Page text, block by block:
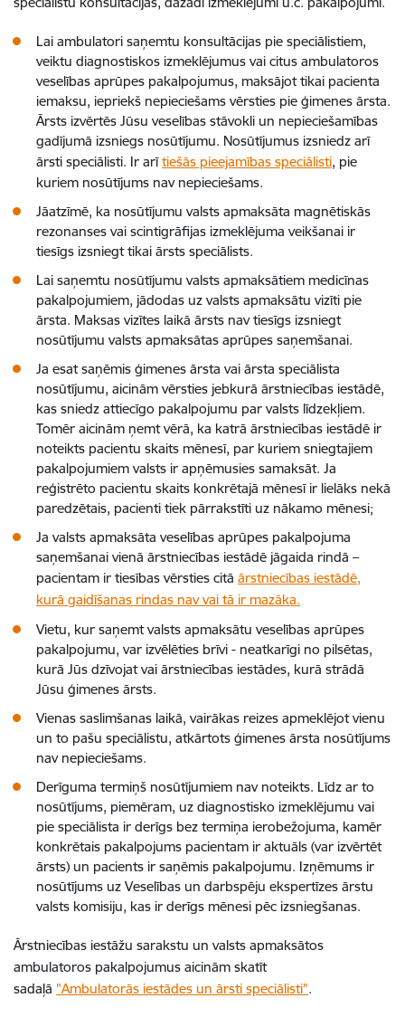
Lai ambulatori saņemtu konsultācijas pie speciālistiem,
veiktu diagnostiskos izmeklējumus vai citus ambulatoros
veselības aprūpes pakalpojumus, maksājot tikai pacienta
iemaksu, iepriekš nepieciešams vērsties pie ģimenes ārsta.
Ārsts izvērtēs Jūsu veselības stāvokli un nepieciešamības
gadījumā izsniegs nosūtījumu. Nosūtījumus izsniedz arī
ārsti speciālisti. Ir arītiešās pieejamības speciālisti, pie
kuriem nosūtījums nav nepieciešams.
Jāatzīmē, ka nosūtījumu valsts apmaksāta magnētiskās
rezonanses vai scintigrāfijas izmeklējuma veikšanai ir
tiesīgs izsniegt tikai ārsts speciālists.
Lai saņemtu nosūtījumu valsts apmaksātiem medicīnas
pakalpojumiem, jādodas uz valsts apmaksātu vizīti pie
ārsta. Maksas vizītes laikā ārsts nav tiesīgs izsniegt
nosūtījumu valsts apmaksātas aprūpes saņemšanai.
Ja esat saņēmis ģimenes ārsta vai ārsta speciālista
nosūtījumu, aicinām vērsties jebkurā ārstniecības iestādē,
kas sniedz attiecīgo pakalpojumu par valsts līdzekļiem.
Tomēr aicinām ņemt vērā, ka katrā ārstniecības iestādē ir
noteikts pacientu skaits mēnesī, par kuriem sniegtajiem
pakalpojumiem valsts ir apņēmusies samaksāt. Ja
reģistrēto pacientu skaits konkrētajā mēnesī ir lielāks nekā
paredzētais, pacienti tiek pārrakstīti uz nākamo mēnesi;
Ja valsts apmaksāta veselības aprūpes pakalpojuma
saņemšanai vienā ārstniecības iestādē jāgaida rindā –
pacientam ir tiesības vērsties citā ārstniecības iestādē,
kurā gaidīšanas rindas nav vai tā ir mazāka.
Vietu, kur saņemt valsts apmaksātu veselības aprūpes
pakalpojumu, var izvēlēties brīvi - neatkarīgi no pilsētas,
kurā Jūs dzīvojat vai ārstniecības iestādes, kurā strādā
Jūsu ģimenes ārsts.
Vienas saslimšanas laikā, vairākas reizes apmeklējot vienu
un to pašu speciālistu, atkārtots ģimenes ārsta nosūtījums
nav nepieciešams.
Derīguma termiņš nosūtījumiem nav noteikts. Līdz ar to
nosūtījums, piemēram, uz diagnostisko izmeklējumu vai
pie speciālista ir derīgs bez termiņa ierobežojuma, kamēr
konkrētais pakalpojums pacientam ir aktuāls (var izvērtēt
ārsts) un pacients ir saņēmis pakalpojumu. Izņēmums ir
nosūtījums uz Veselības un darbspēju ekspertīzes ārstu
valsts komisiju, kas ir derīgs mēnesi pēc izsniegšanas.
Ārstniecības iestāžu sarakstu un valsts apmaksātos
ambulatoros pakalpojumus aicinām skatīt
sadaļā "Ambulatorās iestādes un ārsti speciālisti".